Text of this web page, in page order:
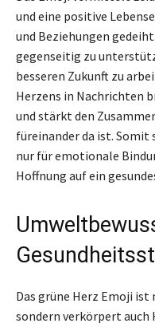
und eine positive
und Beziehungen
gegenseitig zu
besseren Zukunft zu
Herzens in Nachrichten
und stärkt den
füreinander da ist.
nur für emotionale
Hoffnung auf ein
Das grüne Herz Emoji
sondern verkörpert auch